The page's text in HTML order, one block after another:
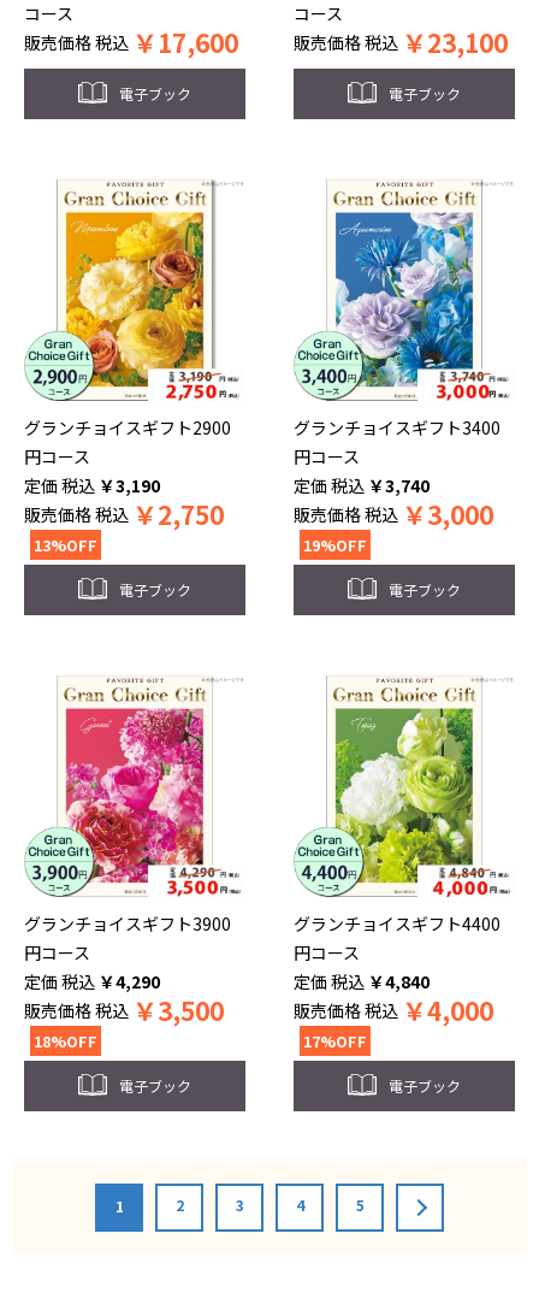
コース
販売価格税込 ￥17,600
電子ブック
コース
販売価格税込 ￥23,100
電子ブック
グランチョイスギフト2900
円コース
税込 ￥3,190
販売価格税込 ￥2,750
13%OFF
電子ブック
グランチョイスギフト3400
円コース
税込 ￥3,740
販売価格税込 ￥3,000
19%OFF
電子ブック
グランチョイスギフト3900
円コース
税込 ￥4,290
販売価格税込 ￥3,500
18%OFF
電子ブック
グランチョイスギフト4400
円コース
税込 ￥4,840
販売価格税込 ￥4,000
17%OFF
電子ブック
1 2 3 4 5